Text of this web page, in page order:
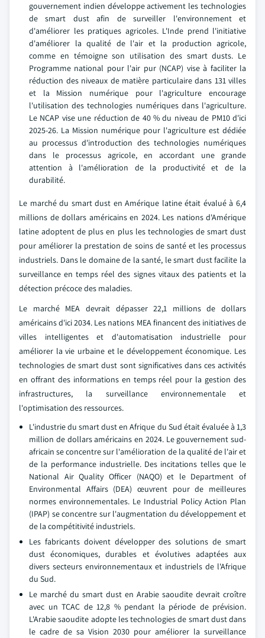
gouvernement indien développe activement les technologies
de smart dust afin de surveiller l'environnement et
d'améliorer les pratiques agricoles. L'Inde prend l'initiative
d'améliorer la qualité de l'air et la production agricole,
comme en témoigne son utilisation des smart dusts. Le
Programme national pour l'air pur (NCAP) vise à faciliter la
réduction des niveaux de matière particulaire dans 131 villes
et la Mission numérique pour l'agriculture encourage
l'utilisation des technologies numériques dans l'agriculture.
Le NCAP vise une réduction de 40 % du niveau de PM10 d'ici
2025-26. La Mission numérique pour l'agriculture est dédiée
au processus d'introduction des technologies numériques
dans le processus agricole, en accordant une grande
attention à l'amélioration de la productivité et de la
durabilité.
Le marché du smart dust en Amérique latine était évalué à 6,4
millions de dollars américains en 2024. Les nations d'Amérique
latine adoptent de plus en plus les technologies de smart dust
pour améliorer la prestation de soins de santé et les processus
industriels. Dans le domaine de la santé, le smart dust facilite la
surveillance en temps réel des signes vitaux des patients et la
détection précoce des maladies.
Le marché MEA devrait dépasser 22,1 millions de dollars
américains d'ici 2034. Les nations MEA financent des initiatives de
villes intelligentes et d'automatisation industrielle pour
améliorer la vie urbaine et le développement économique. Les
technologies de smart dust sont significatives dans ces activités
en offrant des informations en temps réel pour la gestion des
infrastructures, la surveillance environnementale et
l'optimisation des ressources.
L'industrie du smart dust en Afrique du Sud était évaluée à 1,3
million de dollars américains en 2024. Le gouvernement sud-
africain se concentre sur l'amélioration de la qualité de l'air et
de la performance industrielle. Des incitations telles que le
National Air Quality Officer (NAQO) et le Department of
Environmental Affairs (DEA) œuvrent pour de meilleures
normes environnementales. Le Industrial Policy Action Plan
(IPAP) se concentre sur l'augmentation du développement et
de la compétitivité industriels.
Les fabricants doivent développer des solutions de smart
dust économiques, durables et évolutives adaptées aux
divers secteurs environnementaux et industriels de l'Afrique
du Sud.
Le marché du smart dust en Arabie saoudite devrait croître
avec un TCAC de 12,8 % pendant la période de prévision.
L'Arabie saoudite adopte les technologies de smart dust dans
le cadre de sa Vision 2030 pour améliorer la surveillance